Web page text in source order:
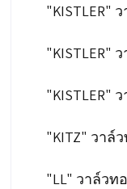
"KISTLER"
"KISTLER"
"KISTLER"
"KITZ" วาล์
"LL" วาล์วท